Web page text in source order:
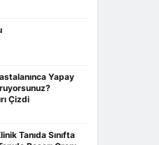
Yapay
Çizdi
Tanıda Sınıfta